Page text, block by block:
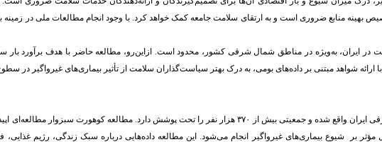
بهینه منابع ضروری است و به ارتقای سلامت جامعه کمک خواهد کرد. با وجود انجام مطالعات ملی در زمینه
در ایران، به‌ویژه در مناطق شمال شرقی کشور، محدود است. ازاین‌رو، مطالعه حاضر با هدف برآورد بار
شواهد مبتنی بر داده‌های بومی، به درک بهتر سیاست‌گذاران سلامت از تأثیر بیماری‌های غیرواگیر در
شهر سبزوار در غرب استان خراسان رضوی و در شمال شرقی ایران واقع شده و جمعیتی بیش از ۳۷۰ هزار نفر را تحت پوشش دارد. مطالعه
بر
شیوع بیماری‌های غیرواگیر انجام می‌شود. این مطالعه داده‌هایی درباره سبک زندگی، رژیم غذایی،